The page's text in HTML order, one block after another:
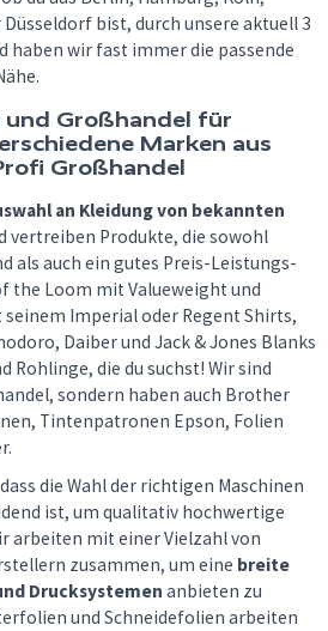
bist, durch unsere aktuell 3
haben wir fast immer die passende
Großhandel für
Marken aus
Großhandel
an Kleidung von bekannten
vertreiben Produkte, die sowohl
als auch ein gutes Preis-Leistungs-
the Loom mit Valueweight und
seinem Imperial oder Regent Shirts,
Daiber und Jack & Jones Blanks
Rohlinge, die du suchst! Wir sind
sondern haben auch Brother
Tintenpatronen Epson, Folien
die Wahl der richtigen Maschinen
ist, um qualitativ hochwertige
arbeiten mit einer Vielzahl von
zusammen, um eine breite
Drucksystemen anbieten zu
und Schneidefolien arbeiten